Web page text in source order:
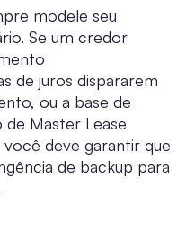
modele seu
Se um credor
de juros dispararem
ou a base de
Master Lease
deve garantir que
de backup para